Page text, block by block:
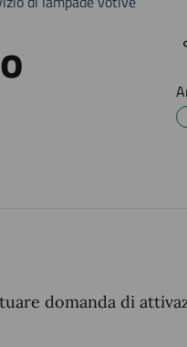
domanda di